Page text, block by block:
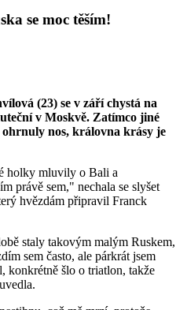
se moc těším!
(23) se v září chystá na
v Moskvě. Zatímco jiné
nos, královna krásy je
holky mluvily o Bali a
právě sem," nechala se slyšet
hvězdám připravil Franck
staly takovým malým Ruskem,
sem často, ale párkrát jsem
konkrétně šlo o triatlon, takže